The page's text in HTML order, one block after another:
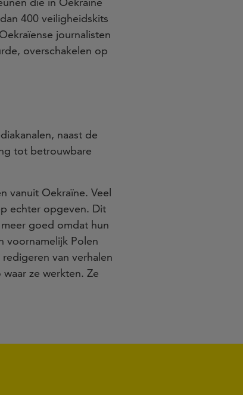
400 veiligheidskits
journalisten
overschakelen op
naast de
tot betrouwbare
vanuit Oekraïne. Veel
echter opgeven. Dit
goed omdat hun
voornamelijk Polen
van verhalen
ze werkten. Ze